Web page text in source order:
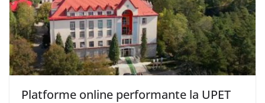
Platforme online performante la UPET